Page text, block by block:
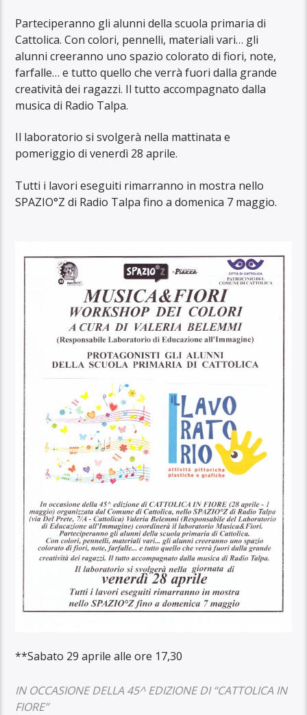
Parteciperanno gli alunni della scuola primaria di
Cattolica. Con colori, pennelli, materiali vari… gli
alunni creeranno uno spaziocolorato di fiori, note,
farfalle… e tutto quello che verrà fuori dalla grande
creatività dei ragazzi. Il tutto accompagnato dalla
musica di Radio Talpa.
Il laboratorio si svolgerà nella mattinata e
pomeriggio di venerdì 28 aprile.
Tutti i lavori eseguiti rimarranno in mostra nello
SPAZIO°Z di Radio Talpa fino a domenica 7 maggio.
**Sabato 29 aprile alle ore 17,30
IN OCCASIONE DELLA 45^ EDIZIONE DI “CATTOLICA IN
FIORE”